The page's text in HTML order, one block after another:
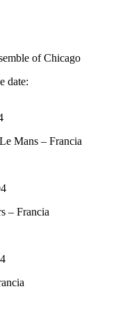
of Chicago
date:
Mans – Francia
– Francia